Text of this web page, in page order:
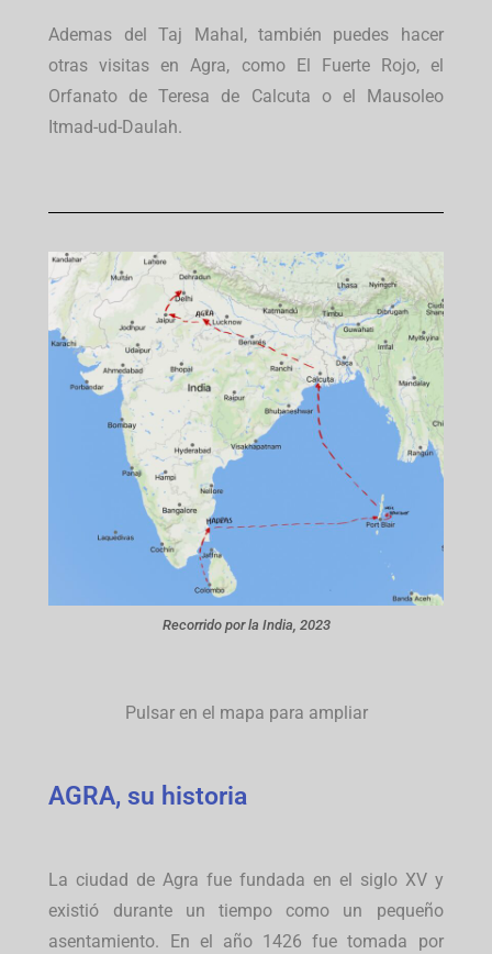
Ademas del Taj Mahal, también puedes hacer
otras visitas en Agra, como El Fuerte Rojo, el
Orfanato de Teresa de Calcuta o el Mausoleo
Itmad-ud-Daulah.
Recorrido por la India, 2023
Pulsar en el mapa para ampliar
AGRA, su historia
La ciudad de Agra fue fundada en el siglo XV y
existió durante un tiempo como un pequeño
asentamiento. En el año 1426 fue tomada por